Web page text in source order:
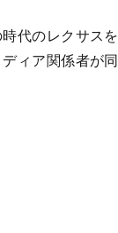
代のレクサスを
ィア関係者が